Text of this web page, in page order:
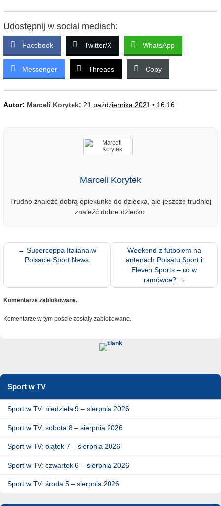
Udostępnij w social mediach:
Facebook Twitter/X WhatsApp
Messenger Threads Copy
Autor: Marceli Korytek; 21 października 2021 • 16:16
Marceli Korytek
Trudno znaleźć dobrą opiekunkę do dziecka, ale jeszcze trudniej
znaleźć dobre dziecko.
← Supercoppa Italiana w
Polsacie Sport News
Weekend z futbolem na
antenach Polsatu Sport i
Eleven Sports – co w
ramówce? →
Komentarze zablokowane.
Komentarze w tym poście zostały zablokowane.
Sport w TV
Sport w TV: niedziela 9 – sierpnia 2026
Sport w TV: sobota 8 – sierpnia 2026
Sport w TV: piątek 7 – sierpnia 2026
Sport w TV: czwartek 6 – sierpnia 2026
Sport w TV: środa 5 – sierpnia 2026